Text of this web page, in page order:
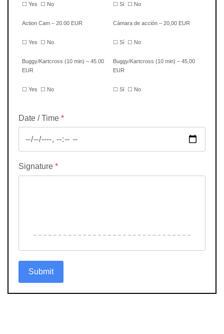
☐ Yes ☐ No
Action Cam – 20.00 EUR
☐ Yes ☐ No
Buggy/Kartcross (10 min) – 45.00
EUR
☐ Yes ☐ No
☐ Sí ☐ No
Cámara de acción – 20,00 EUR
☐ Sí ☐ No
Buggy/Kartcross (10 min) – 45,00
EUR
☐ Sí ☐ No
Date / Time *
Signature *
Submit